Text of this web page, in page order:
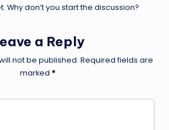
Why don’t you start the discussion?
a Reply
not be published. Required fields are
marked *